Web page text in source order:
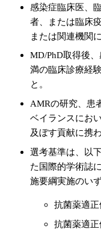
感染症臨床医、
者、または臨床
または関連機関
MD/PhD取得後
満の臨床診療経
と。
AMRの研究、患
ベイランスにお
及ぼす貢献に携
選考基準は、以
た国際的学術誌
施要綱実施のい
抗菌薬適
抗菌薬適